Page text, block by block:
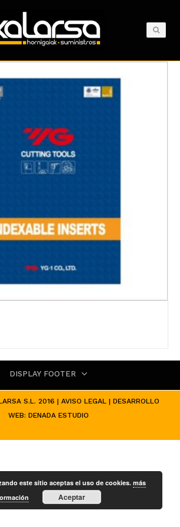
DISPLAY FOOTER
S.L. 2016 | AVISO LEGAL | DESARROLLO
WEB: DENADA ESTUDIO
este sitio aceptas el uso de cookies.más
Aceptar